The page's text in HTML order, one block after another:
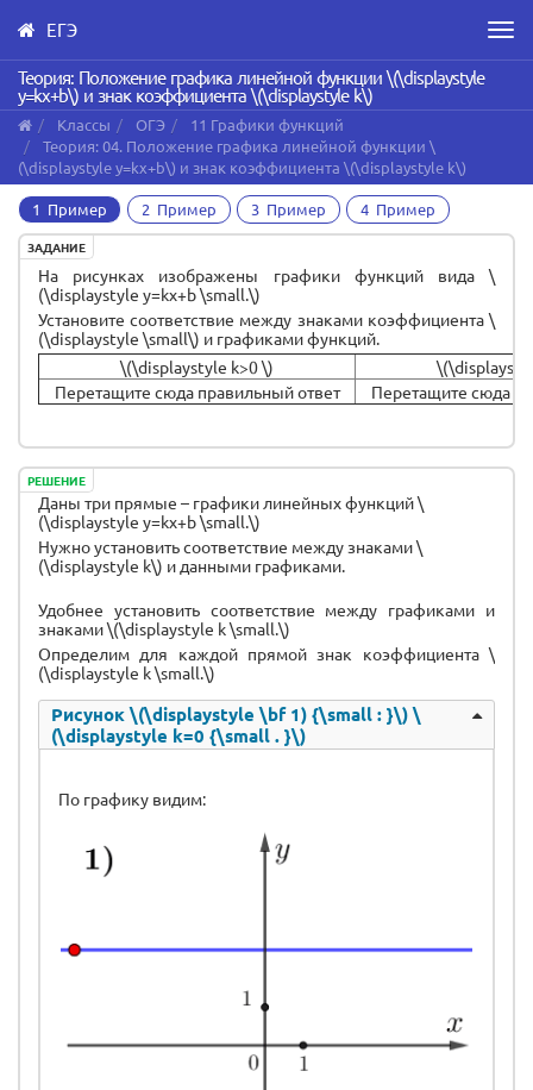
Skip
main
content
ЕГЭ
Теория: Положение графика линейной функции \(\displaystyle
y=kx+b\) и знак коэффициента \(\displaystyle k\)
Классы ОГЭ
11 Графики функций
Теория: 04. Положение графика линейной функции \
(\displaystyle y=kx+b\) и знак коэффициента \(\displaystyle k\)
1 Пример 2 Пример 3 Пример 4 Пример
ЗАДАНИЕ
На рисунках изображены графики функций вида \
(\displaystyle y=kx+b \small.\)
Установите соответствие между знаками коэффициента \
(\displaystyle \small\) и графиками функций.
\(\displaystyle k>0 \)
Перетащите сюда правильный ответ
Перетащите сюда
РЕШЕНИЕ
Даны три прямые – графики линейных функций \
(\displaystyle y=kx+b \small.\)
Нужно установить соответствие между знаками \
(\displaystyle k\) и данными графиками.
Удобнее установить соответствие между графиками и
знаками \(\displaystyle k \small.\)
Определим для каждой прямой знак коэффициента \
(\displaystyle k \small.\)
Рисунок \(\displaystyle \bf 1) {\small : }\) \
(\displaystyle k=0 {\small . }\)
По графику видим: